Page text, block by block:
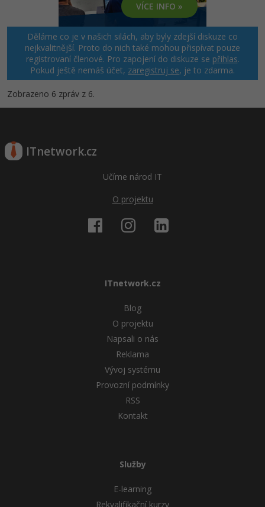
VÍCE INFO »
Děláme co je v našich silách, aby byly zdejší diskuze co
nejkvalitnější. Proto do nich také mohou přispívat pouze
registrovaní členové. Pro zapojení do diskuze se přihlas.
Pokud ještě nemáš účet, zaregistruj se, je to zdarma.
Zobrazeno 6 zpráv z 6.
ITnetwork.cz
Učíme národ IT
O projektu
ITnetwork.cz
Blog
O projektu
Napsali o nás
Reklama
Vývoj systému
Provozní podmínky
RSS
Kontakt
Služby
E-learning
Rekvalifikační kurzy